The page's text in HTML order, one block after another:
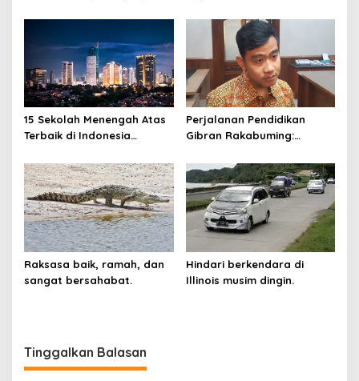
Hasil Ujian Tulis Berbasis
Komputer
15 Sekolah Menengah Atas
Terbaik di Indonesia
Perjalanan Pendidikan
Gibran Rakabuming:
Raksasa baik, ramah, dan
sangat bersahabat.
Hindari berkendara di
Illinois musim dingin.
Tinggalkan Balasan